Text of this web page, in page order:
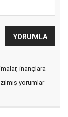
inançlara
yorumlar